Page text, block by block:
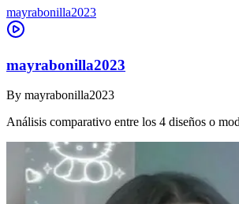
mayrabonilla2023
mayrabonilla2023
By mayrabonilla2023
Análisis comparativo entre los 4 diseños o